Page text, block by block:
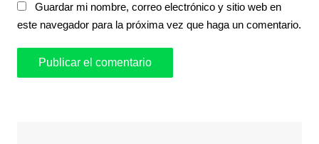
Guardar mi nombre, correo electrónico y sitio web en
este navegador para la próxima vez que haga un comentario.